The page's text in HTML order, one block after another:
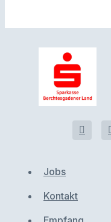
Jobs
Kontakt